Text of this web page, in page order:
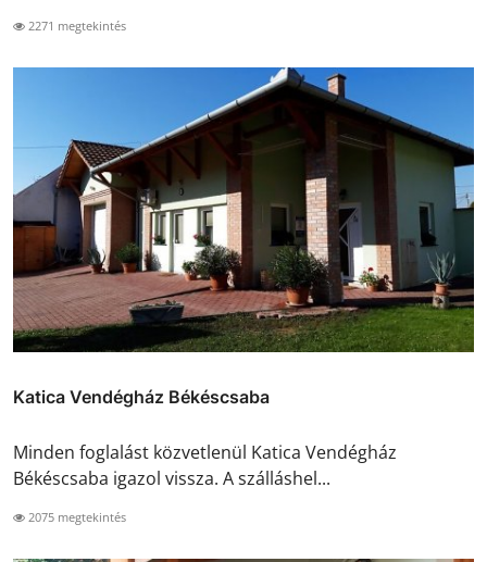
2271 megtekintés
Katica Vendégház Békéscsaba
Minden foglalást közvetlenül Katica Vendégház
Békéscsaba igazol vissza. A szálláshel...
2075 megtekintés